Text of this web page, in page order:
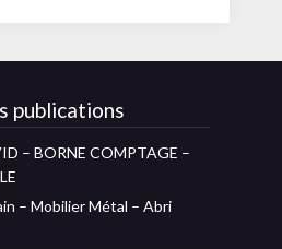
publications
– BORNE COMPTAGE –
– Mobilier Métal – Abri